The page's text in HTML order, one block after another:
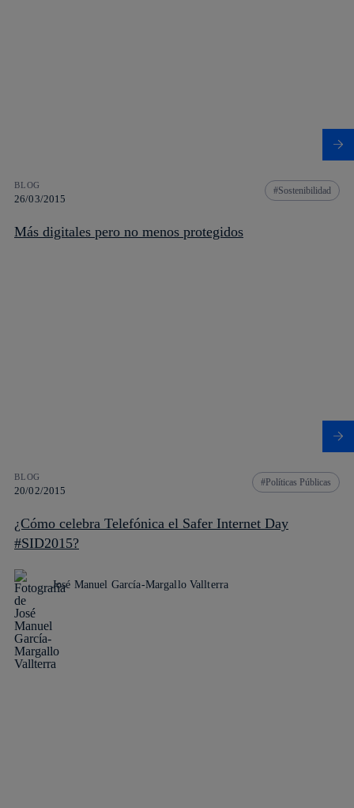
BLOG
26/03/2015
Sostenibilidad
Más digitales pero no menos protegidos
BLOG
20/02/2015
Políticas Públicas
¿Cómo celebra Telefónica el Safer Internet Day
#SID2015?
José Manuel García-Margallo Vallterra